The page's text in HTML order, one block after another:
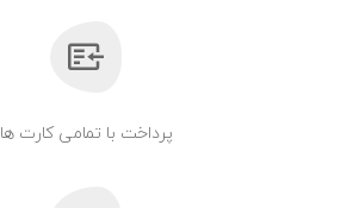
پرداخت با تمامی کارت ها